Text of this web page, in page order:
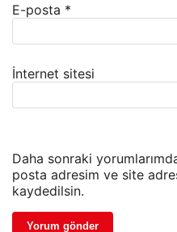
E-posta *
İnternet sitesi
Daha sonraki
posta adresim ve site
kaydedilsin.